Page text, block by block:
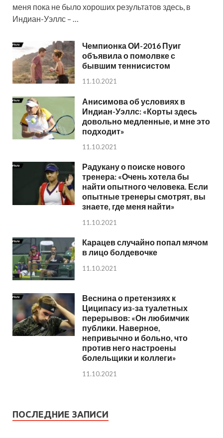
меня пока не было хороших результатов здесь, в
Индиан-Уэллс – …
Чемпионка ОИ-2016 Пуиг
объявила о помолвке с
бывшим теннисистом
11.10.2021
Анисимова об условиях в
Индиан-Уэллс: «Корты здесь
довольно медленные, и мне это
подходит»
11.10.2021
Радукану о поиске нового
тренера: «Очень хотела бы
найти опытного человека. Если
опытные тренеры смотрят, вы
знаете, где меня найти»
11.10.2021
Карацев случайно попал мячом
в лицо болдевочке
11.10.2021
Веснина о претензиях к
Циципасу из-за туалетных
перерывов: «Он любимчик
публики. Наверное,
непривычно и больно, что
против него настроены
болельщики и коллеги»
11.10.2021
ПОСЛЕДНИЕ ЗАПИСИ